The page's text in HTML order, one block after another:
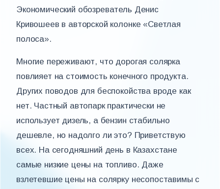
Экономический обозреватель Денис
Кривошеев в авторской колонке «Светлая
полоса».
Многие переживают, что дорогая солярка
повлияет на стоимость конечного продукта.
Других поводов для беспокойства вроде как
нет. Частный автопарк практически не
использует дизель, а бензин стабильно
дешевле, но надолго ли это? Приветствую
всех. На сегодняшний день в Казахстане
самые низкие цены на топливо. Даже
взлетевшие цены на солярку несопоставимы с